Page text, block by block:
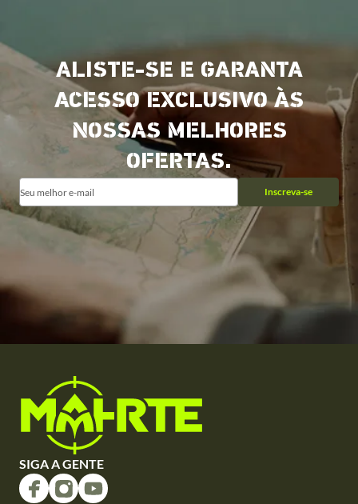
ALISTE-SE E GARANTA
ACESSO EXCLUSIVO ÀS
NOSSAS MELHORES
OFERTAS.
Inscreva-se
SIGA A GENTE